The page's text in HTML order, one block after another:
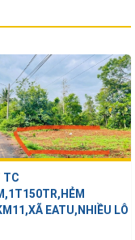
TC
EATU,NHIỀU LÔ